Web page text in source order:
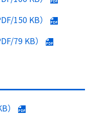
150 KB）
79 KB）
）